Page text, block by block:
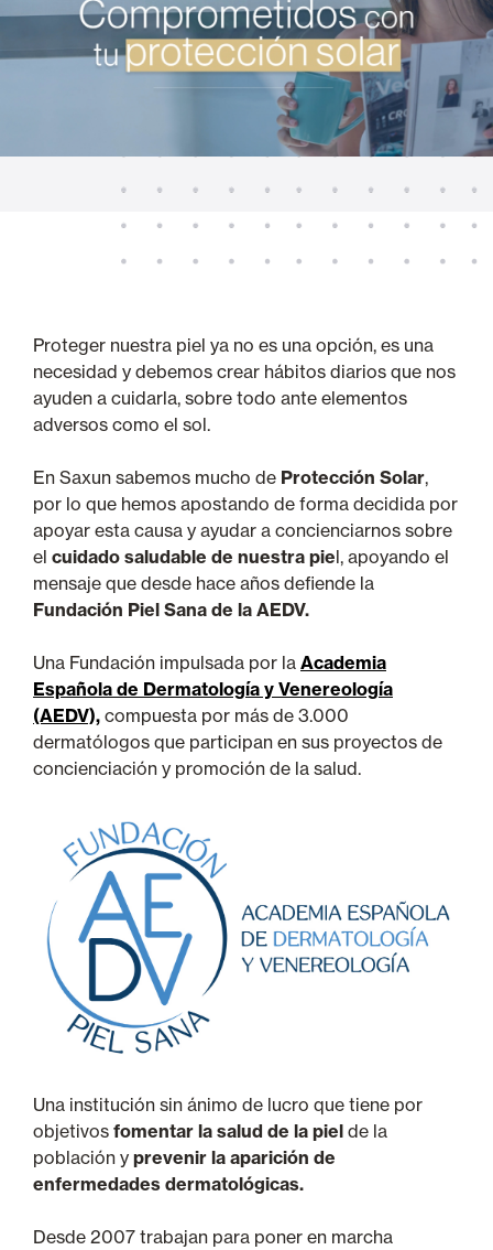
Proteger nuestra piel ya no es una opción, es una
necesidad y debemos crear hábitos diarios que nos
ayuden a cuidarla, sobre todo ante elementos
adversos como el sol.
En Saxun sabemos mucho de Protección Solar,
por lo que hemos apostando de forma decidida por
apoyar esta causa y ayudar a concienciarnos sobre
el cuidado saludable de nuestra piel, apoyando el
mensaje que desde hace años defiende la
Fundación Piel Sana de la AEDV.
Una Fundación impulsada por la Academia
Española de Dermatología y Venereología
(AEDV), compuesta por más de 3.000
dermatólogos que participan en sus proyectos de
concienciación y promoción de la salud.
Una institución sin ánimo de lucro que tiene por
objetivos fomentar la salud de la piel de la
población y prevenir la aparición de
enfermedades dermatológicas.
Desde 2007 trabajan para poner en marcha